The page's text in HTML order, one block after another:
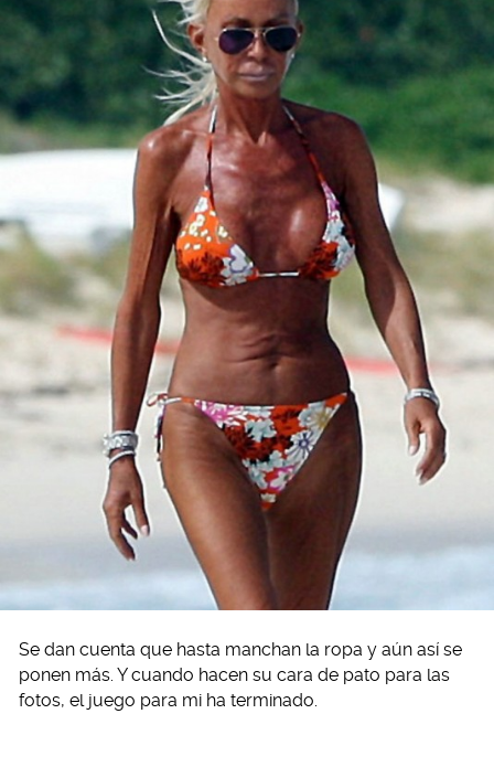
Se dan cuenta que hasta manchan la ropa y aún así se
ponen más. Y cuando hacen su cara de pato para las
fotos, el juego para mi ha terminado.